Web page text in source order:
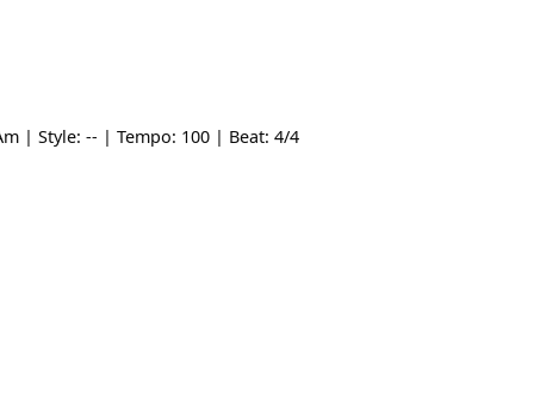
Am | Style: -- | Tempo: 100 | Beat: 4/4